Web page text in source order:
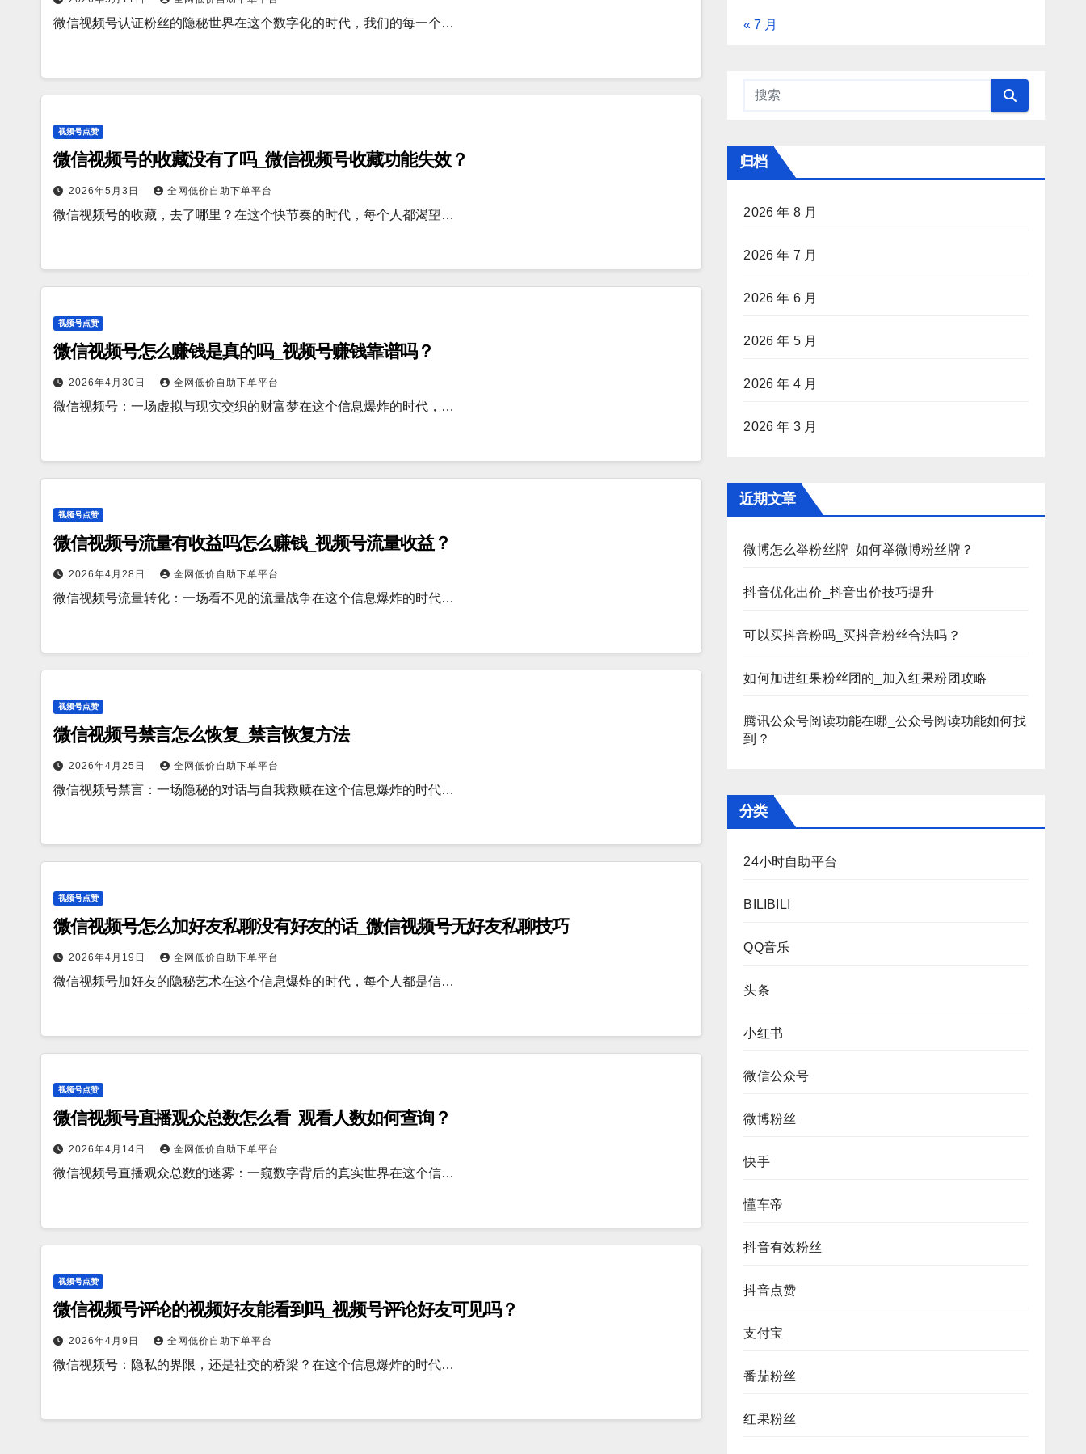
微信视频号认证粉丝的隐秘世界在这个数字化的时代，我们的每一个…
视频号点赞
微信视频号的收藏没有了吗_微信视频号收藏功能失效？
2026年5月3日 全网低价自助下单平台
微信视频号的收藏，去了哪里？在这个快节奏的时代，每个人都渴望…
视频号点赞
微信视频号怎么赚钱是真的吗_视频号赚钱靠谱吗？
2026年4月30日 全网低价自助下单平台
微信视频号：一场虚拟与现实交织的财富梦在这个信息爆炸的时代，…
视频号点赞
微信视频号流量有收益吗怎么赚钱_视频号流量收益？
2026年4月28日 全网低价自助下单平台
微信视频号流量转化：一场看不见的流量战争在这个信息爆炸的时代…
视频号点赞
微信视频号禁言怎么恢复_禁言恢复方法
2026年4月25日 全网低价自助下单平台
微信视频号禁言：一场隐秘的对话与自我救赎在这个信息爆炸的时代…
视频号点赞
微信视频号怎么加好友私聊没有好友的话_微信视频号无好友私聊技巧
2026年4月19日 全网低价自助下单平台
微信视频号加好友的隐秘艺术在这个信息爆炸的时代，每个人都是信…
视频号点赞
微信视频号直播观众总数怎么看_观看人数如何查询？
2026年4月14日 全网低价自助下单平台
微信视频号直播观众总数的迷雾：一窥数字背后的真实世界在这个信…
视频号点赞
微信视频号评论的视频好友能看到吗_视频号评论好友可见吗？
2026年4月9日 全网低价自助下单平台
微信视频号：隐私的界限，还是社交的桥梁？在这个信息爆炸的时代…
« 7 月
归档
2026 年 8 月
2026 年 7 月
2026 年 6 月
2026 年 5 月
2026 年 4 月
2026 年 3 月
近期文章
微博怎么举粉丝牌_如何举微博粉丝牌？
抖音优化出价_抖音出价技巧提升
可以买抖音粉吗_买抖音粉丝合法吗？
如何加进红果粉丝团的_加入红果粉团攻略
腾讯公众号阅读功能在哪_公众号阅读功能如何找
到？
分类
24小时自助平台
BILIBILI
QQ音乐
头条
小红书
微信公众号
微博粉丝
快手
懂车帝
抖音有效粉丝
抖音点赞
支付宝
番茄粉丝
红果粉丝